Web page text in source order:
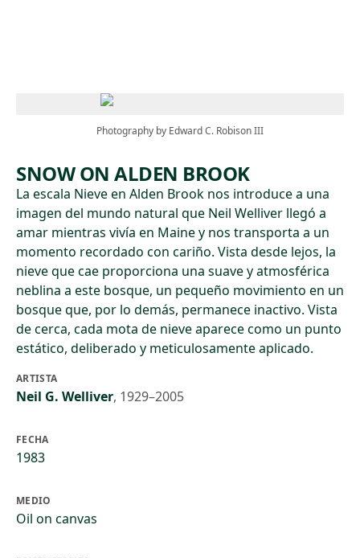
Photography by Edward C. Robison III
SNOW ON ALDEN BROOK
La escala Nieve en Alden Brook nos introduce a una
imagen del mundo natural que Neil Welliver llegó a
amar mientras vivía en Maine y nos transporta a un
momento recordado con cariño. Vista desde lejos, la
nieve que cae proporciona una suave y atmosférica
neblina a este bosque, un pequeño movimiento en un
bosque que, por lo demás, permanece inactivo. Vista
de cerca, cada mota de nieve aparece como un punto
estático, deliberado y meticulosamente aplicado.
ARTISTA
Neil G. Welliver, 1929–2005
FECHA
1983
MEDIO
Oil on canvas